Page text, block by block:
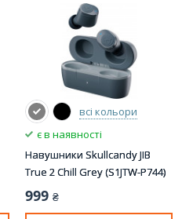
всі кольори
є в наявності
Навушники Skullcandy JIB
True 2 Chill Grey (S1JTW-P744)
999 ₴